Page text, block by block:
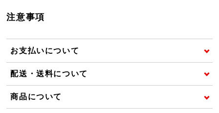
注意事項
お支払いについて
配送・送料について
商品について